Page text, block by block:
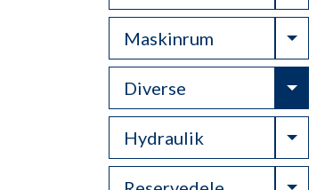
Maskinrum
Diverse
Hydraulik